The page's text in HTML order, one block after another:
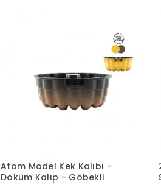
Atom Model Kek Kalıbı -
Döküm Kalıp - Göbekli